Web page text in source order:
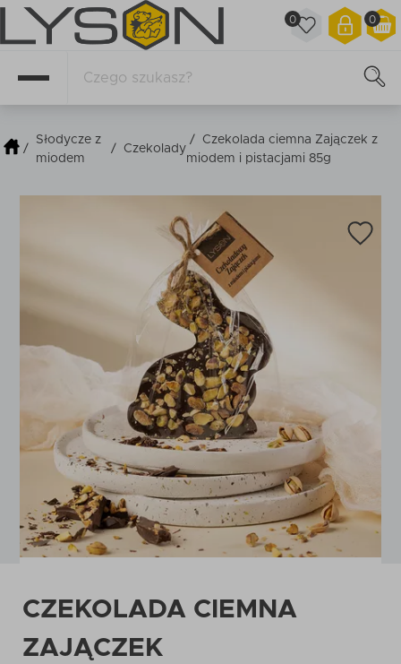
0
0
/
Słodycze z
miodem
/ Czekolady
/ Czekolada ciemna Zajączek z
miodem i pistacjami 85g
CZEKOLADA CIEMNA
ZAJĄCZEK